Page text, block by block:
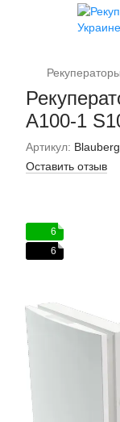
Рекуператоры
A100-1
Артикул:
Оставить отзыв
6
6